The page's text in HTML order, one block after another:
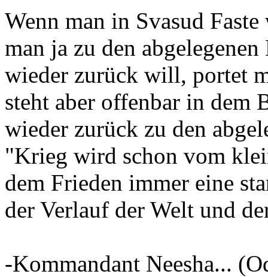
Wenn man in Svasud
man ja zu den
wieder zurück will, portet
steht aber offenbar in dem
wieder zurück zu den
"Krieg wird schon vom
dem Frieden immer eine
der Verlauf der Welt und
-Kommandant Neesha...